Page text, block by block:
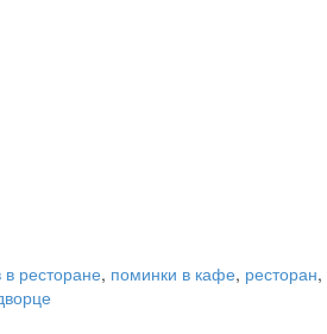
в ресторане, поминки в кафе, ресторан,